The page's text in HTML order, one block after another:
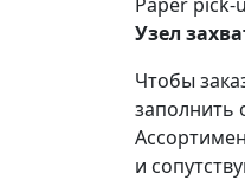
Узел
Чтобы
заполнить
и